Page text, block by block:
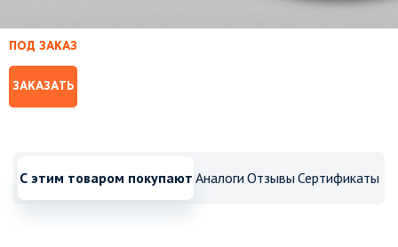
ПОД ЗАКАЗ
ЗАКАЗАТЬ
С этим товаром покупают Аналоги Отзывы Сертификаты